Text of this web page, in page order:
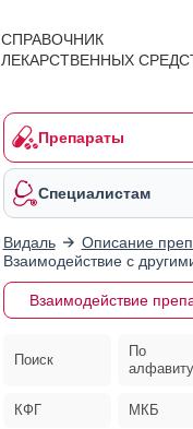
СПРАВОЧНИК
ЛЕКАРСТВЕННЫХ
Препараты
Специалистам
Видаль Описание
Взаимодействие с
Взаимодействие
Поиск
По
алфавиту
КФГ МКБ